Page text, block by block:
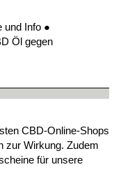
und Info ●
Öl gegen
CBD-Online-Shops
zur Wirkung. Zudem
für unsere